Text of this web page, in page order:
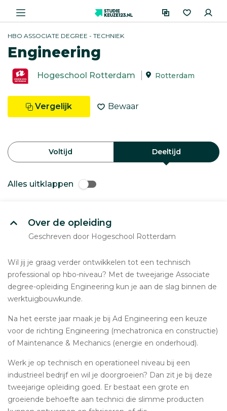
HBO ASSOCIATE DEGREE - TECHNIEK
Engineering
Hogeschool Rotterdam Rotterdam
Vergelijk Bewaar
Voltijd Deeltijd
Alles uitklappen
Over de opleiding
Geschreven door Hogeschool Rotterdam
Wil jij je graag verder ontwikkelen tot een technisch
professional op hbo-niveau? Met de tweejarige Associate
degree-opleiding Engineering kun je aan de slag binnen de
werktuigbouwkunde.
Na het eerste jaar maak je bij Ad Engineering een keuze
voor de richting Engineering (mechatronica en constructie)
of Maintenance & Mechanics (energie en onderhoud).
Werk je op technisch en operationeel niveau bij een
industrieel bedrijf en wil je doorgroeien? Dan zit je bij deze
tweejarige opleiding goed. Er bestaat een grote en
groeiende behoefte aan technici die slimme producten